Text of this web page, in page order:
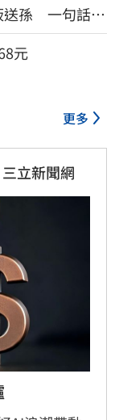
送孫 一句話愣
元
更多
三立新聞網